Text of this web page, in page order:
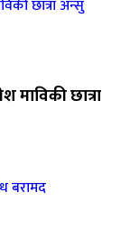
माविकी छात्रा